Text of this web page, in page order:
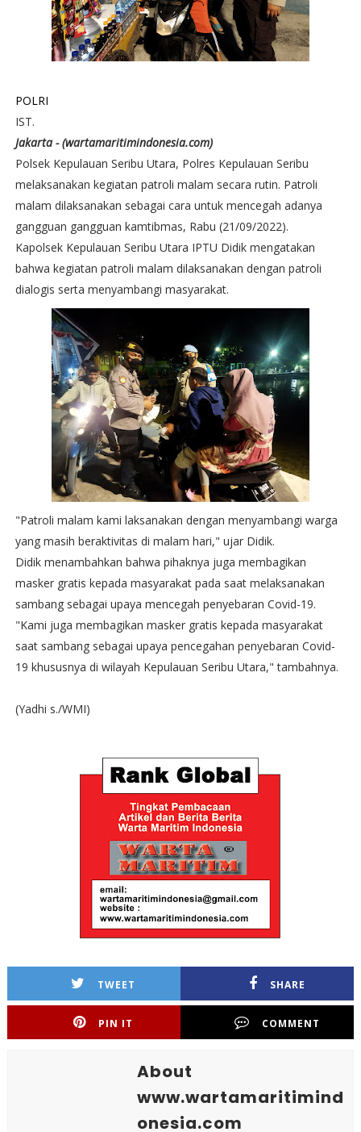
POLRI
IST.
Jakarta - (wartamaritimindonesia.com)
Polsek Kepulauan Seribu Utara, Polres Kepulauan Seribu
melaksanakan kegiatan patroli malam secara rutin. Patroli
malam dilaksanakan sebagai cara untuk mencegah adanya
gangguan gangguan kamtibmas, Rabu (21/09/2022).
Kapolsek Kepulauan Seribu Utara IPTU Didik mengatakan
bahwa kegiatan patroli malam dilaksanakan dengan patroli
dialogis serta menyambangi masyarakat.
"Patroli malam kami laksanakan dengan menyambangi warga
yang masih beraktivitas di malam hari," ujar Didik.
Didik menambahkan bahwa pihaknya juga membagikan
masker gratis kepada masyarakat pada saat melaksanakan
sambang sebagai upaya mencegah penyebaran Covid-19.
"Kami juga membagikan masker gratis kepada masyarakat
saat sambang sebagai upaya pencegahan penyebaran Covid-
19 khususnya di wilayah Kepulauan Seribu Utara," tambahnya.
(Yadhi s./WMI)
TWEET SHARE
PIN IT COMMENT
About
www.wartamaritimind
onesia.com